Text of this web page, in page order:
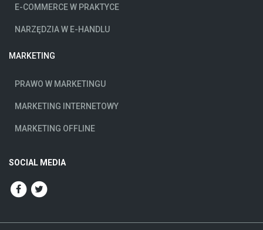
E-COMMERCE W PRAKTYCE
NARZĘDZIA W E-HANDLU
MARKETING
PRAWO W MARKETINGU
MARKETING INTERNETOWY
MARKETING OFFLINE
SOCIAL MEDIA